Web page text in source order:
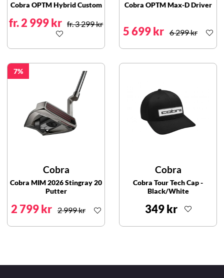
Cobra OPTM Hybrid Custom
fr. 2 999 kr fr. 3 299 kr
Cobra OPTM Max-D Driver
5 699 kr 6 299 kr
7
Cobra
Cobra MIM 2026 Stingray 20
Putter
2 799 kr 2 999 kr
Cobra
Cobra Tour Tech Cap -
Black/White
349 kr